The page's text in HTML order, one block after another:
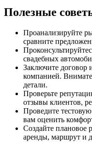
Полезные
Проанализируйте
сравните
свадебных
Заключите договор
компанией.
детали.
Проверьте
отзывы клиентов,
Проведите
вам оценить
Создайте плановое
аренды, маршрут и